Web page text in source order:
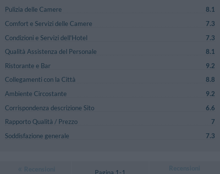
Pulizia delle Camere
8.1
Comfort e Servizi delle Camere
7.3
Condizioni e Servizi dell'Hotel
7.3
Qualità Assistenza del Personale
8.1
Ristorante e Bar
9.2
Collegamenti con la Città
8.8
Ambiente Circostante
9.2
Corrispondenza descrizione Sito
6.6
Rapporto Qualità / Prezzo
7
Soddisfazione generale
7.3
Pagina 1-1